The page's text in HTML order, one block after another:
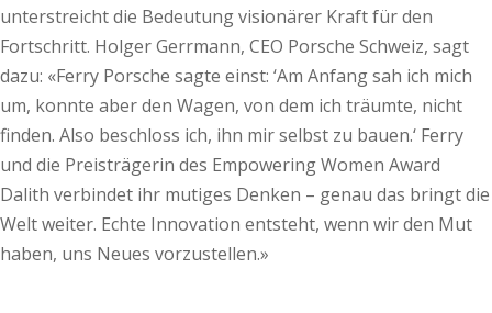
unterstreicht die Bedeutung visionärer Kraft für den
Fortschritt. Holger Gerrmann, CEO Porsche Schweiz, sagt
dazu: «Ferry Porsche sagte einst: ‘Am Anfang sah ich mich
um, konnte aber den Wagen, von dem ich träumte, nicht
finden. Also beschloss ich, ihn mir selbst zu bauen.‘ Ferry
und die Preisträgerin des Empowering Women Award
Dalith verbindet ihr mutiges Denken – genau das bringt die
Welt weiter. Echte Innovation entsteht, wenn wir den Mut
haben, uns Neues vorzustellen.»